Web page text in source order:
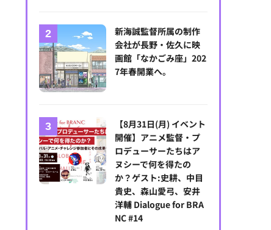
新海誠監督所属の制作
会社が長野・佐久に映
画館「なかごみ座」202
7年春開業へ。
【8月31日(月) イベント
開催】アニメ監督・プ
ロデューサーたちはア
ヌシーで何を得たの
か？ゲスト:史耕、中目
貴史、森山愛弓、安井
洋輔 Dialogue for BRA
NC #14